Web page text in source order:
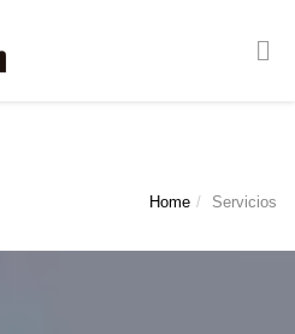
Home Servicios